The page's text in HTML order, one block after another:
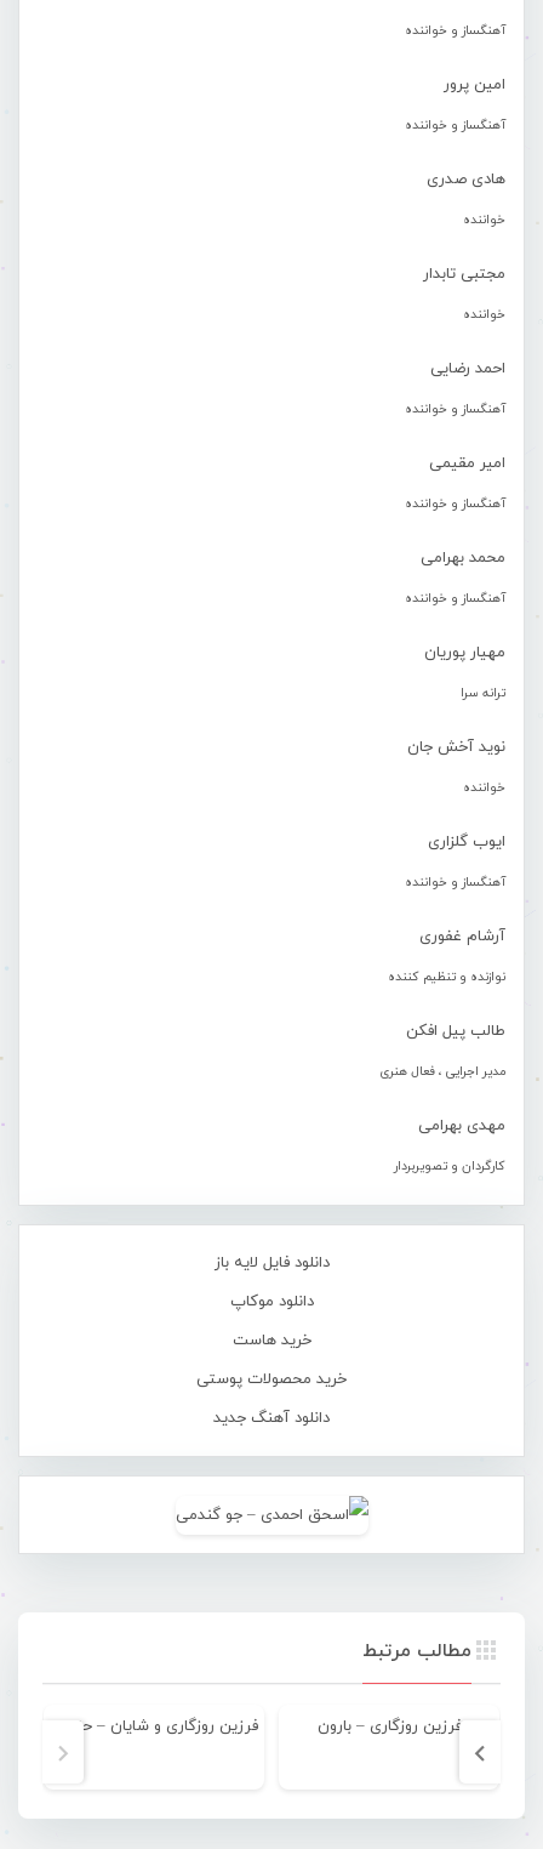
آهنگساز و خواننده
امین پرور
آهنگساز و خواننده
هادی صدری
خواننده
مجتبی تابدار
خواننده
احمد رضایی
آهنگساز و خواننده
امیر مقیمی
آهنگساز و خواننده
محمد بهرامی
آهنگساز و خواننده
مهیار پوریان
ترانه سرا
نوید آخش جان
خواننده
ایوب گلزاری
آهنگساز و خواننده
آرشام غفوری
نوازنده و تنظیم کننده
طالب پیل افکن
مدیر اجرایی ، فعال هنری
مهدی بهرامی
کارگردان و تصویربردار
دانلود فایل لایه باز
دانلود موکاپ
خرید هاست
خرید محصولات پوستی
دانلود آهنگ جدید
مطالب مرتبط
فرزین روزگاری – بارون